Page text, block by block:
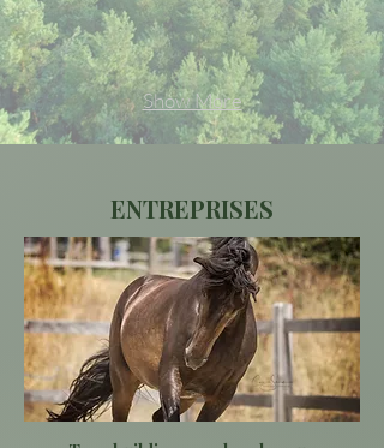
Show More
ENTREPRISES